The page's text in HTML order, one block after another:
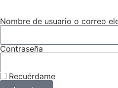
Nombre de usuario o correo
Contraseña
Recuérdame